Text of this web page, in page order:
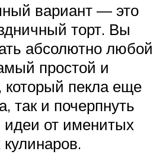
вариант — это
торт. Вы
абсолютно любой
простой и
который пекла еще
так и почерпнуть
идеи от именитых